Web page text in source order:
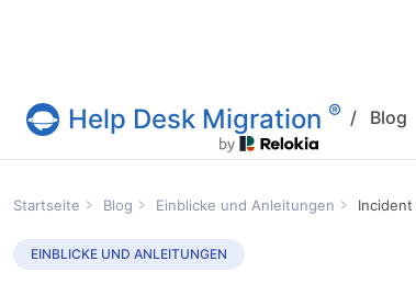
Help Desk Migration
Help Desk Migration ® / Blog
Startseite Blog Einblicke und Anleitungen
EINBLICKE UND ANLEITUNGEN